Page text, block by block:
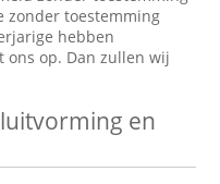
zonder toestemming
hebben
ons op. Dan zullen wij
en